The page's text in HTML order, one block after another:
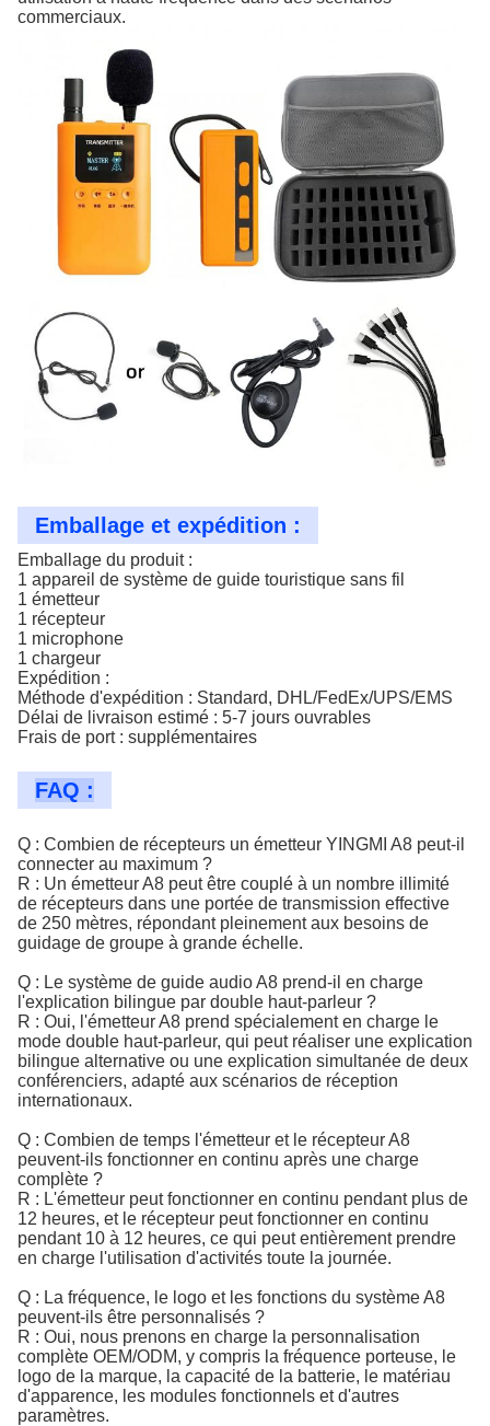
commerciaux.
Emballage et expédition :
Emballage du produit :
1 appareil de système de guide touristique sans fil
1 émetteur
1 récepteur
1 microphone
1 chargeur
Expédition :
Méthode d'expédition : Standard, DHL/FedEx/UPS/EMS
Délai de livraison estimé : 5-7 jours ouvrables
Frais de port : supplémentaires
FAQ :
Q : Combien de récepteurs un émetteur YINGMI A8 peut-il
connecter au maximum ?
R : Un émetteur A8 peut être couplé à un nombre illimité
de récepteurs dans une portée de transmission effective
de 250 mètres, répondant pleinement aux besoins de
guidage de groupe à grande échelle.
Q : Le système de guide audio A8 prend-il en charge
l'explication bilingue par double haut-parleur ?
R : Oui, l'émetteur A8 prend spécialement en charge le
mode double haut-parleur, qui peut réaliser une explication
bilingue alternative ou une explication simultanée de deux
conférenciers, adapté aux scénarios de réception
internationaux.
Q : Combien de temps l'émetteur et le récepteur A8
peuvent-ils fonctionner en continu après une charge
complète ?
R : L'émetteur peut fonctionner en continu pendant plus de
12 heures, et le récepteur peut fonctionner en continu
pendant 10 à 12 heures, ce qui peut entièrement prendre
en charge l'utilisation d'activités toute la journée.
Q : La fréquence, le logo et les fonctions du système A8
peuvent-ils être personnalisés ?
R : Oui, nous prenons en charge la personnalisation
complète OEM/ODM, y compris la fréquence porteuse, le
logo de la marque, la capacité de la batterie, le matériau
d'apparence, les modules fonctionnels et d'autres
paramètres.